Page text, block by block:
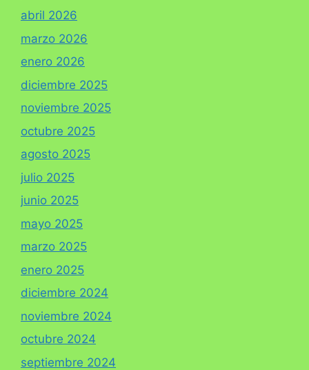
abril 2026
marzo 2026
enero 2026
diciembre 2025
noviembre 2025
octubre 2025
agosto 2025
julio 2025
junio 2025
mayo 2025
marzo 2025
enero 2025
diciembre 2024
noviembre 2024
octubre 2024
septiembre 2024